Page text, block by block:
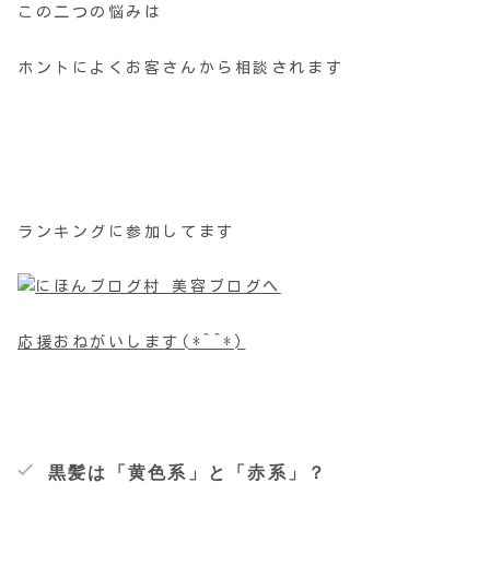
この二つの悩みは
ホントによくお客さんから相談されます
ランキングに参加してます
応援おねがいします(*^^*)
黒髪は「黄色系」と「赤系」？